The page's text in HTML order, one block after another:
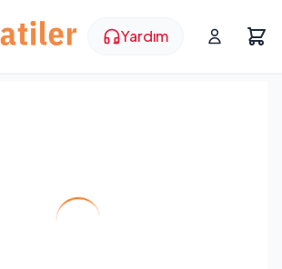
Yardım